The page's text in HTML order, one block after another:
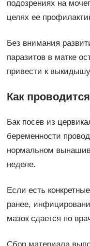
подозрениях на
целях ее
Без внимания
паразитов в матке
привести к
Как
Бак посев из
беременности
нормальном
неделе.
Если есть
ранее,
мазок сдается по